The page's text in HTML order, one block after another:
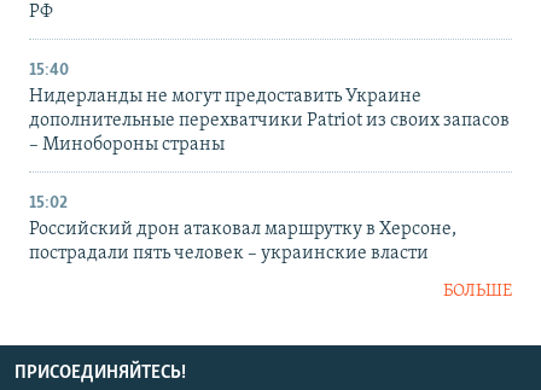
РФ
15:40
Нидерланды не могут предоставить Украине
дополнительные перехватчики Patriot из своих запасов
– Минобороны страны
15:02
Российский дрон атаковал маршрутку в Херсоне,
пострадали пять человек – украинские власти
БОЛЬШЕ
ПРИСОЕДИНЯЙТЕСЬ!